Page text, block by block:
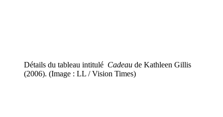
Détails du tableau intitulé Cadeau de Kathleen Gillis
(2006). (Image : LL / Vision Times)